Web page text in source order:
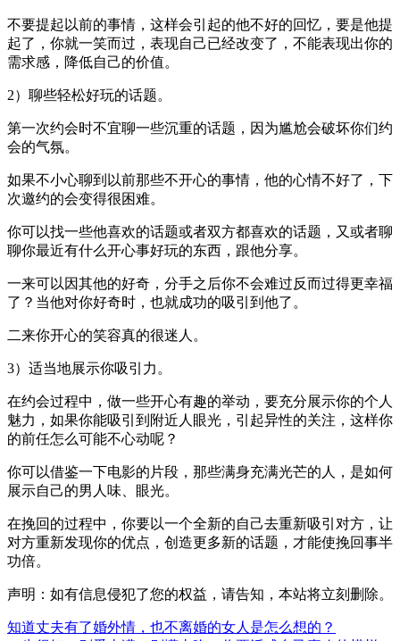
不要提起以前的事情，这样会引起的他不好的回忆，要是他提
起了，你就一笑而过，表现自己已经改变了，不能表现出你的
需求感，降低自己的价值。
2）聊些轻松好玩的话题。
第一次约会时不宜聊一些沉重的话题，因为尴尬会破坏你们约
会的气氛。
如果不小心聊到以前那些不开心的事情，他的心情不好了，下
次邀约的会变得很困难。
你可以找一些他喜欢的话题或者双方都喜欢的话题，又或者聊
聊你最近有什么开心事好玩的东西，跟他分享。
一来可以因其他的好奇，分手之后你不会难过反而过得更幸福
了？当他对你好奇时，也就成功的吸引到他了。
二来你开心的笑容真的很迷人。
3）适当地展示你吸引力。
在约会过程中，做一些开心有趣的举动，要充分展示你的个人
魅力，如果你能吸引到附近人眼光，引起异性的关注，这样你
的前任怎么可能不心动呢？
你可以借鉴一下电影的片段，那些满身充满光芒的人，是如何
展示自己的男人味、眼光。
在挽回的过程中，你要以一个全新的自己去重新吸引对方，让
对方重新发现你的优点，创造更多新的话题，才能使挽回事半
功倍。
声明：如有信息侵犯了您的权益，请告知，本站将立刻删除。
知道丈夫有了婚外情，也不离婚的女人是怎么想的？